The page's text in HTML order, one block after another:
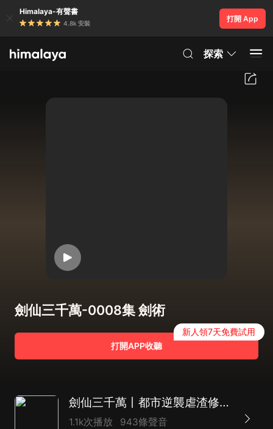
Himalaya-有聲書
4.8k 安裝
打開 App
探索
劍仙三千萬-0008集 劍術
打開APP收聽
新人領7天免費試用
劍仙三千萬丨都市逆襲虐渣修仙爽文丨熱血丨輕鬆丨多人精品丨吞噬星空
1.1k次播放 943條聲音